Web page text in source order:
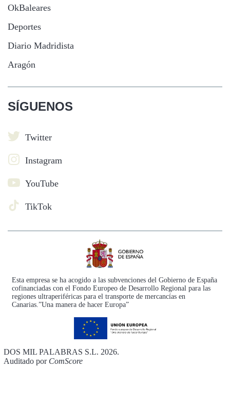
OkBaleares
Deportes
Diario Madridista
Aragón
SÍGUENOS
Twitter
Instagram
YouTube
TikTok
Esta empresa se ha acogido a las subvenciones del Gobierno de España
cofinanciadas con el Fondo Europeo de Desarrollo Regional para las
regiones ultraperiféricas para el transporte de mercancías en
Canarias.”Una manera de hacer Europa”
DOS MIL PALABRAS S.L. 2026.
Auditado por ComScore